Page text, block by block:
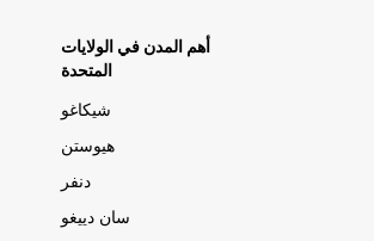
أهم المدن في الولايات
المتحدة
شيكاغو
هيوستن
دنفر
سان دييغو